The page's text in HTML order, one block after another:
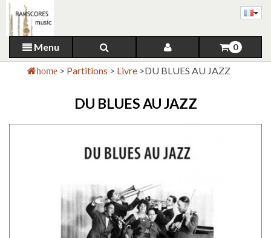
Menu 0
home > Partitions > Livre >DU BLUES AU JAZZ
DU BLUES AU JAZZ